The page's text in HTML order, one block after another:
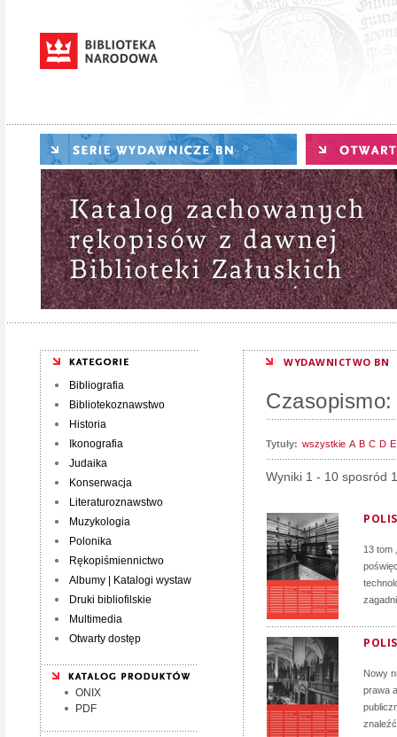
Bibliografia
Bibliotekoznawstwo
Historia
Ikonografia
Judaika
Konserwacja
Literaturoznawstwo
Muzykologia
Polonika
Rękopiśmiennictwo
Albumy | Katalogi wystaw
Druki bibliofilskie
Multimedia
Otwarty dostęp
ONIX
PDF
WYDAWNICTWO BN
Tytuły: wszystkie A B C D E
Wyniki 1 - 10 sposród
13 tom
Nowy
prawa